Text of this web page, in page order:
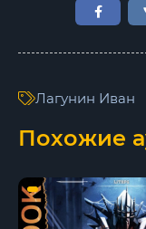
Лагунин Иван
Похожие